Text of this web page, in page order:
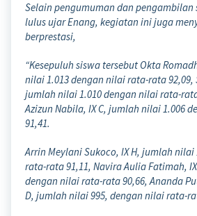
Selain pengumuman dan pengambilan
lulus ujar Enang, kegiatan ini juga
berprestasi,
“Kesepuluh siswa tersebut Okta
nilai 1.013 dengan nilai rata-rata 92,09,
jumlah nilai 1.010 dengan nilai rata-
Azizun Nabila, IX C, jumlah nilai 1.006
91,41.
Arrin Meylani Sukoco, IX H, jumlah
rata-rata 91,11, Navira Aulia Fatimah,
dengan nilai rata-rata 90,66, Ananda
D, jumlah nilai 995, dengan nilai rata-